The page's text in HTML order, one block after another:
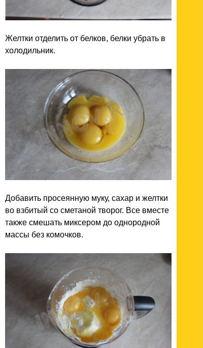
Желтки отделить от белков, белки убрать в
холодильник.
Добавить просеянную муку, сахар и желтки
во взбитый со сметаной творог. Все вместе
также смешать миксером до однородной
массы без комочков.